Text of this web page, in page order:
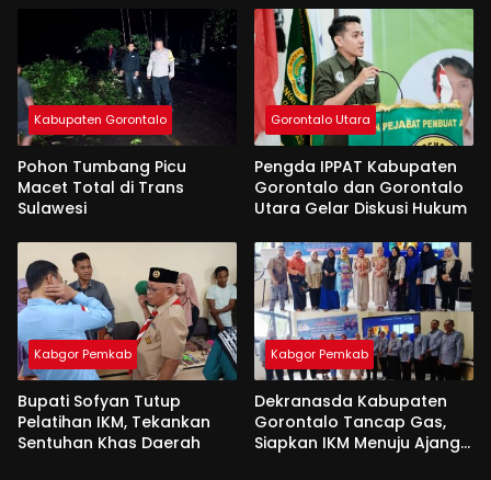
Kabupaten Gorontalo
Pohon Tumbang Picu
Macet Total di Trans
Sulawesi
Gorontalo Utara
Pengda IPPAT Kabupaten
Gorontalo dan Gorontalo
Utara Gelar Diskusi Hukum
Kabgor Pemkab
Bupati Sofyan Tutup
Pelatihan IKM, Tekankan
Sentuhan Khas Daerah
Kabgor Pemkab
Dekranasda Kabupaten
Gorontalo Tancap Gas,
Siapkan IKM Menuju Ajang